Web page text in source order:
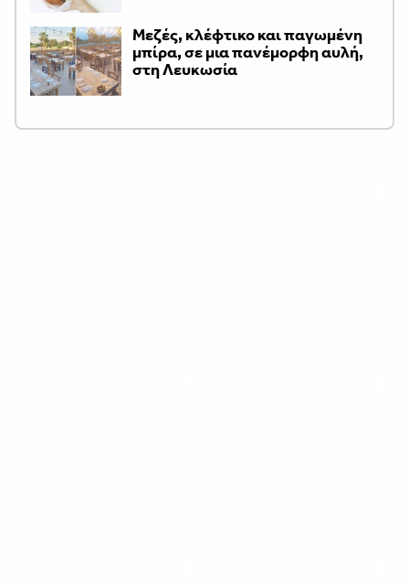
Μεζές, κλέφτικο και παγωμένη
μπίρα, σε μια πανέμορφη αυλή,
στη Λευκωσία